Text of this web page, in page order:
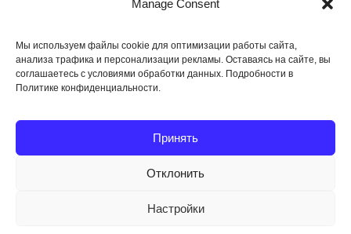
Manage Consent
Мы используем файлы cookie для оптимизации работы сайта,
анализа трафика и персонализации рекламы. Оставаясь на сайте, вы
соглашаетесь с условиями обработки данных. Подробности в
Политике конфиденциальности.
Принять
Отклонить
Настройки
этом браузере для последующих моих
комментариев.